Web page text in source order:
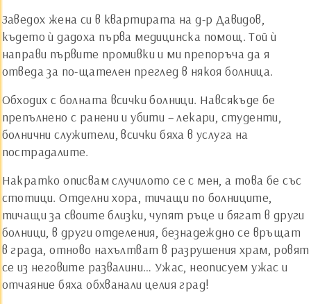
Заведох жена си в квартирата на д-р Давидов,
където ѝ дадоха първа медицинска помощ. Той ѝ
направи първите промивки и ми препоръча да я
отведа за по-щателен преглед в някоя болница.
Обходих с болната всички болници. Навсякъде бе
препълнено с ранени и убити – лекари, студенти,
болнични служители, всички бяха в услуга на
пострадалите.
Накратко описвам случилото се с мен, а това бе със
стотици. Отделни хора, тичащи по болниците,
тичащи за своите близки, чупят ръце и бягат в други
болници, в други отделения, безнадеждно се връщат
в града, отново нахълтват в разрушения храм, ровят
се из неговите развалини… Ужас, неописуем ужас и
отчаяние бяха обхванали целия град!